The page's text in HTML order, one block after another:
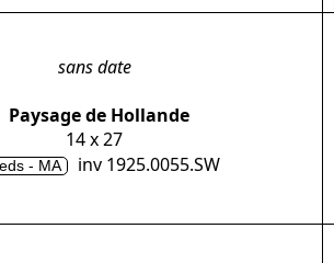
sans date
Paysage de Hollande
14 x 27
- MA inv 1925.0055.SW